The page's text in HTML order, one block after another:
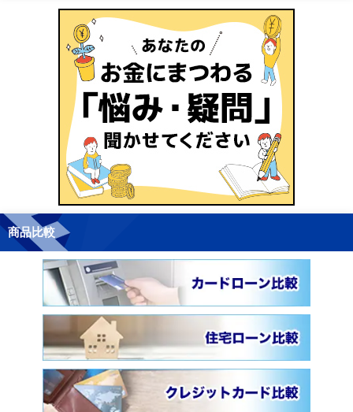
商品比較